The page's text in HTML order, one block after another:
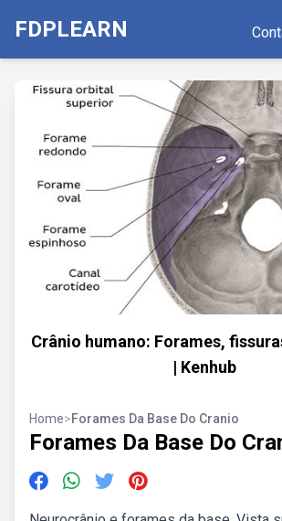
FDPLEARN
Crânio humano: Forames,
| Kenhub
Home>Forames Da Base Do Cranio
Forames Da Base Do